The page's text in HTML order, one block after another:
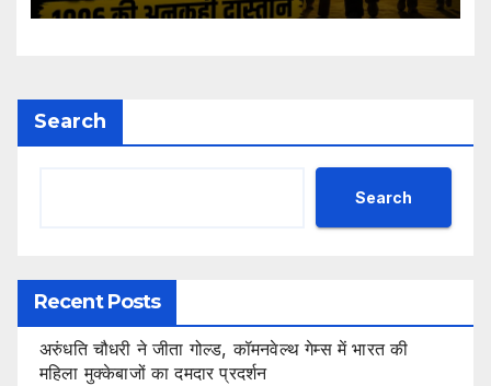
Search
Search
Recent Posts
अरुंधति चौधरी ने जीता गोल्ड, कॉमनवेल्थ गेम्स में भारत की
महिला मुक्केबाजों का दमदार प्रदर्शन